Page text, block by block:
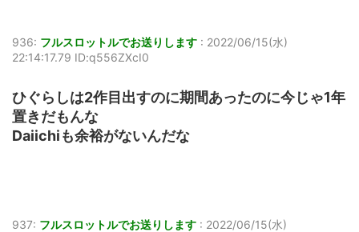
936: フルスロットルでお送りします : 2022/06/15(水)
22:14:17.79 ID:q556ZXcI0
ひぐらしは2作目出すのに期間あったのに今じゃ1年
置きだもんな
Daiichiも余裕がないんだな
937: フルスロットルでお送りします : 2022/06/15(水)